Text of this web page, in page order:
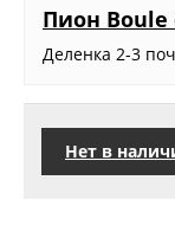
Пион Boule
Деленка 2-3
Нет в